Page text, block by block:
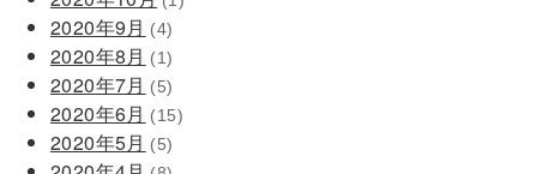
2020年9月 (4)
2020年8月 (1)
2020年7月 (5)
2020年6月 (15)
2020年5月 (5)